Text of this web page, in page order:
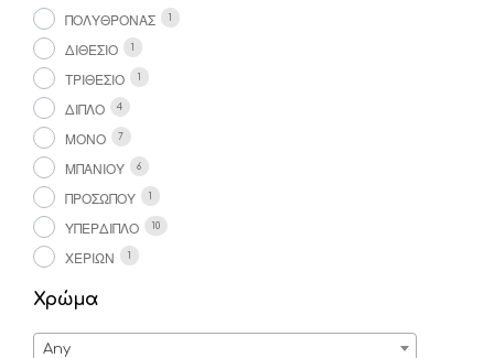
ΠΟΛΥΘΡΌΝΑΣ 1
ΔΙΘΈΣΙΟ 1
ΤΡΙΘΈΣΙΟ 1
ΔΙΠΛΌ 4
ΜΟΝΌ 7
ΜΠΆΝΙΟΥ 6
ΠΡΟΣΏΠΟΥ 1
ΥΠΈΡΔΙΠΛΟ 10
ΧΕΡΙΏΝ 1
Χρώμα
Any